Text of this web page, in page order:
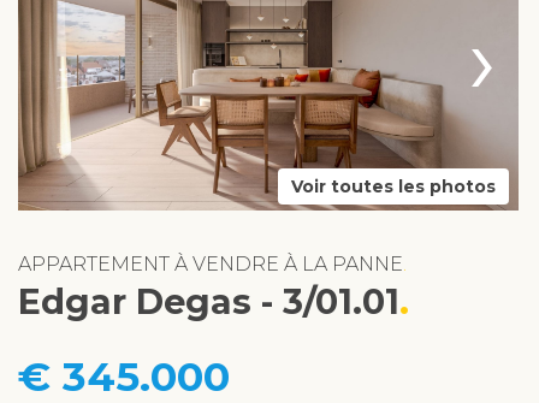
›
Voir toutes les photos
APPARTEMENT À VENDRE À LA PANNE
Edgar Degas - 3/01.01
€ 345.000